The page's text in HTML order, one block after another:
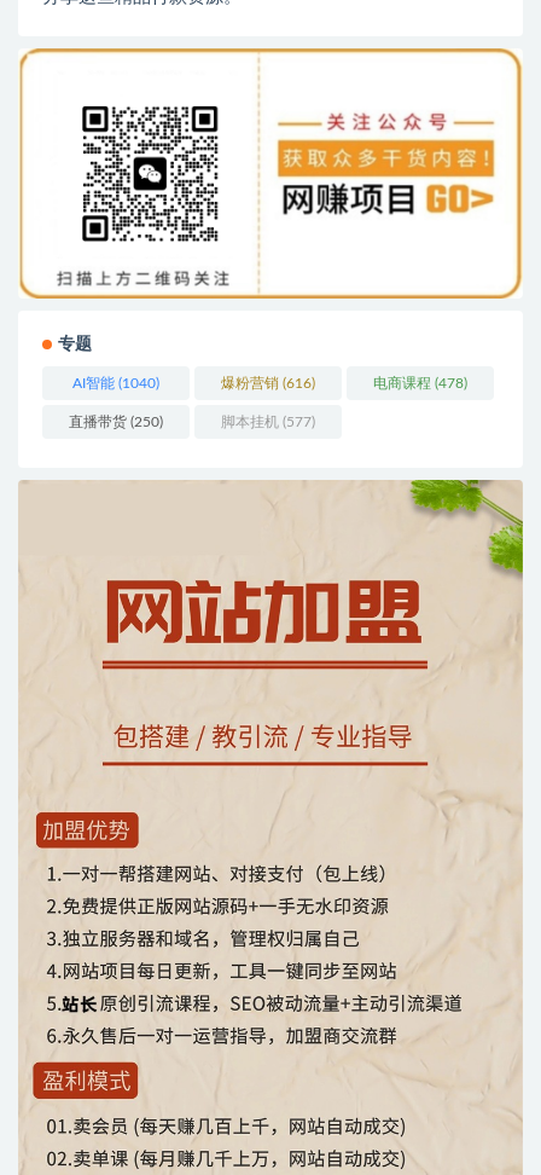
专题
AI智能 (1040) 爆粉营销 (616) 电商课程 (478)
直播带货 (250) 脚本挂机 (577)